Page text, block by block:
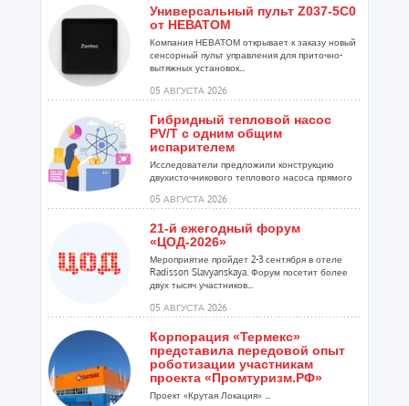
Универсальный пульт Z037-5C0
от НЕВАТОМ
Компания НЕВАТОМ открывает к заказу новый
сенсорный пульт управления для приточно-
вытяжных установок...
05 АВГУСТА 2026
Гибридный тепловой насос
PV/T с одним общим
испарителем
Исследователи предложили конструкцию
двухисточникового теплового насоса прямого
05 АВГУСТА 2026
21-й ежегодный форум
«ЦОД-2026»
Мероприятие пройдет 2-3 сентября в отеле
Radisson Slavyanskaya. Форум посетит более
двух тысяч участников...
05 АВГУСТА 2026
Корпорация «Термекс»
представила передовой опыт
роботизации участникам
проекта «Промтуризм.РФ»
Проект «Крутая Локация» ...